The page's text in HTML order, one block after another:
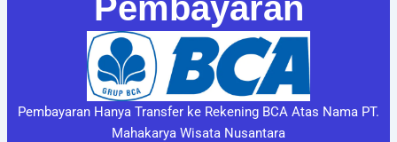
Pembayaran
Pembayaran Hanya Transfer ke Rekening BCA Atas Nama PT.
Mahakarya Wisata Nusantara